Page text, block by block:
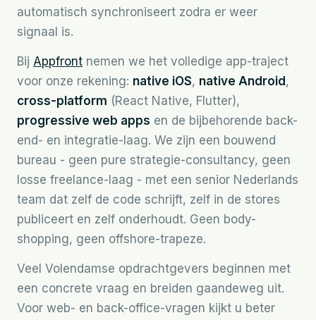
automatisch synchroniseert zodra er weer
signaal is.
Bij Appfront nemen we het volledige app-traject
voor onze rekening: native iOS, native Android ,
cross-platform (React Native, Flutter),
progressive web apps en de bijbehorende back-
end- en integratie-laag. We zijn een bouwend
bureau - geen pure strategie-consultancy, geen
losse freelance-laag - met een senior Nederlands
team dat zelf de code schrijft, zelf in de stores
publiceert en zelf onderhoudt. Geen body-
shopping, geen offshore-trapeze.
Veel Volendamse opdrachtgevers beginnen met
een concrete vraag en breiden gaandeweg uit.
Voor web- en back-office-vragen kijkt u beter